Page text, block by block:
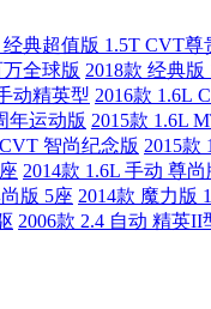
经典超值版 1.5T CVT尊
全球版 2018款 经典
动精英型 2016款 1.6L
年运动版 2015款 1.6L
智尚纪念版 2015款
2014款 1.6L 手动 尊尚
版 5座 2014款 魔力版
2006款 2.4 自动 精英II